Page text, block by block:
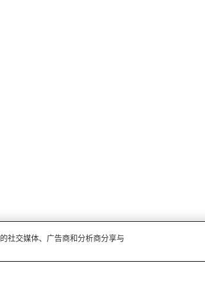
社交媒体、广告商和分析商分享与